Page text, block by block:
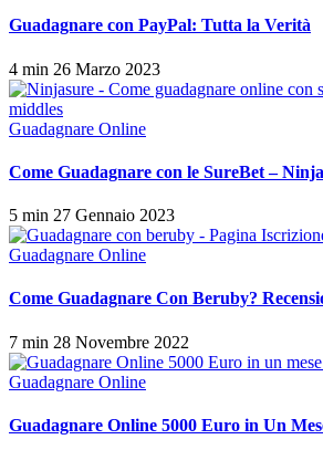
Guadagnare con PayPal: Tutta la Verità
4 min 26 Marzo 2023
Guadagnare Online
Come Guadagnare con le SureBet –
5 min 27 Gennaio 2023
Guadagnare Online
Come Guadagnare Con Beruby?
7 min 28 Novembre 2022
Guadagnare Online
Guadagnare Online 5000 Euro in Un